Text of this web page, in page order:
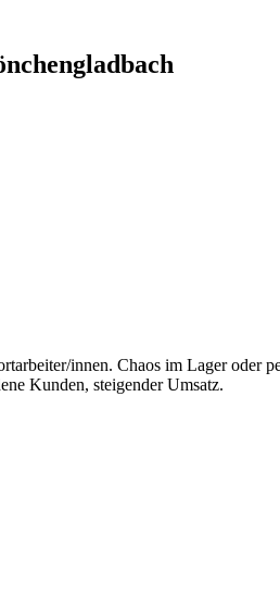
innen. Chaos im Lager oder
Kunden, steigender Umsatz.